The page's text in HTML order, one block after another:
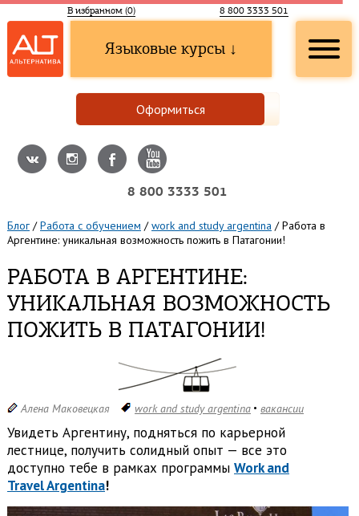
В избранном (0) 8 800 3333 501
Языковые курсы ↓
Оформиться
8 800 3333 501
Блог /Работа с обучением /work and study argentina /Работа в
Аргентине: уникальная возможность пожить в Патагонии!
РАБОТА В АРГЕНТИНЕ:
УНИКАЛЬНАЯ ВОЗМОЖНОСТЬ
ПОЖИТЬ В ПАТАГОНИИ!
Алена Маковецкая work and study argentina вакансии
Увидеть Аргентину, подняться по карьерной
лестнице, получить солидный опыт — все это
доступно тебе в рамках программы Work and
Travel Argentina!